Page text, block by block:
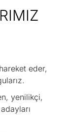
eder,
yenilikçi,